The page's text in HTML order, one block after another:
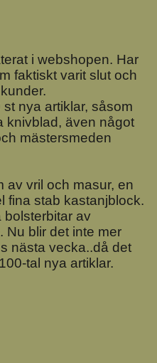
i webshopen. Har
faktiskt varit slut och
nya artiklar, såsom
knivblad, även något
mästersmeden
av vril och masur, en
fina stab kastanjblock.
bolsterbitar av
Nu blir det inte mer
nästa vecka..då det
tal nya artiklar.